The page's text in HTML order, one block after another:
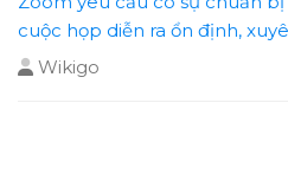
cuộc họp diễn ra ổn định,
cho phép người họp có thể
Wikigo